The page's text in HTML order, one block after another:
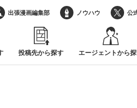
投稿先から探す エージェントから
出張漫画編集部 ノウハウ 公